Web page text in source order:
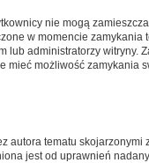
nie mogą
w momencie zamykania
lub administratorzy witryny.
mieć możliwość zamykania
autora tematu skojarzonymi
jest od uprawnień